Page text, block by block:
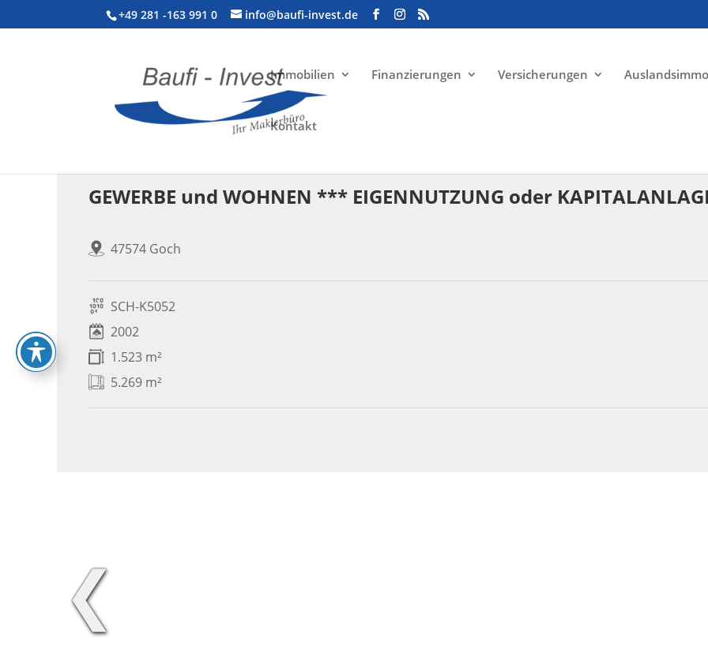
+49 281 -163 991 0 info@baufi-invest.de
Immobilien Finanzierungen Versicherungen
Kontakt
GEWERBE und WOHNEN *** EIGENNUTZUNG oder
47574 Goch
SCH-K5052
2002
1.523 m²
5.269 m²
❮